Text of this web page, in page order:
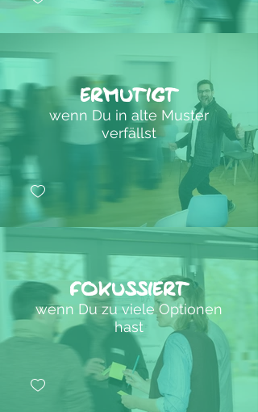
ermutigt
wenn Du in alte Muster
verfällst
fokussiert
wenn Du zu viele Optionen
hast